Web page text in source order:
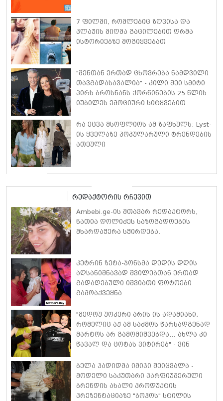
7 ფილმი, რომლებიც ზღვისა და
პლაჟის მიღმა გაცილებით ღრმა
ისტორიებზე მოგიყვებათ
"შენთან ერთად ცხოვრება ნამდვილი
თავგადასავალია" - კილი შეი სმიტი
პირს ბროსნანს ქორწინების 25 წლის
იუბილეს ემოციური სიტყვებით
რა ეცვა მსოფლიოს ამ ზაფხულს: Lyst-
ის ყველაზე პოპულარული ტრენდების
ათეული
რედაქტორის რჩევით
Ambebi.ge-ის მთავარ რედაქტორს,
ნათია დოლიძეს საზოგადოების
მხარდაჭერა სჭირდება.
კეტრინ ზეტა-ჯონსმა დედის დღის
აღსანიშნავად შვილებთან ერთად
გადაღებული იშვიათი ფოტოები
გამოაქვეყნა
"მედოუ უოკერი არის ის ადამიანი,
რომელიც აქ ამ საძმოს წარსადგენად
მარტოს არ გამომიშვებდა… ახლა კი
წავალ და ცოტას ვიტირებ" - ვინ
პოლ უოკერის ქალიშვილს ემოციური
სიტყვებით მიმართავს
ბელა ჰადიდმა იმიჯი შეიცვალა -
მოდელი საკუთარი პარფიუმერული
ბრენდის ახალი პროდუქტის
პრეზენტაციაზე "ბოჰოს" სტილის